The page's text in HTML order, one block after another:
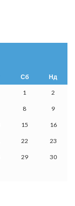
Сб Нд
1 2
8 9
15 16
22 23
29 30